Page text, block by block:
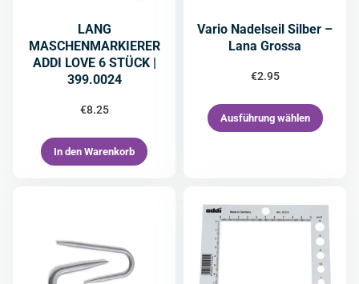
LANG
MASCHENMARKIERER
ADDI LOVE 6 STÜCK |
399.0024
€8.25
In den Warenkorb
Vario Nadelseil Silber –
Lana Grossa
€2.95
Ausführung wählen